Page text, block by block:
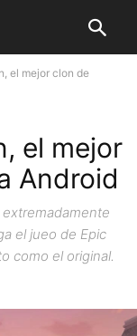
el mejor clon de
el mejor
Android
el jueo de Epic
como el original.